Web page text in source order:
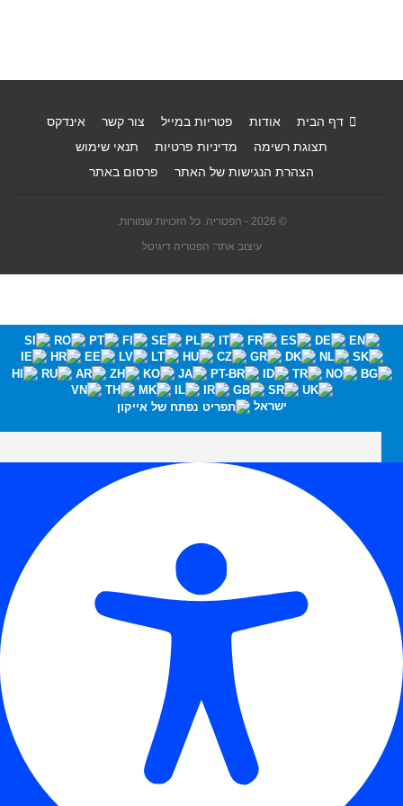
דף הבית אודות פטריות במייל צור קשר
אינדקס
תצוגת רשימה
מדיניות פרטיות
תנאי שימוש
הצהרת הנגישות של האתר
פרסום באתר
© 2026 - הפטריה. כל הזכויות שמורות.
עיצוב אתר: הפטריה דיגיטל
ישראל